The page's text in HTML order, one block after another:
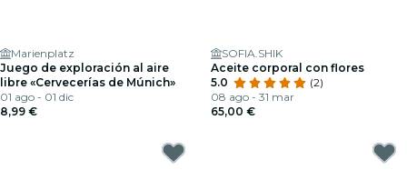
Marienplatz
Juego de exploración al aire
libre «Cervecerías de Múnich»
01 ago - 01 dic
8,99 €
SOFIA.SHIK
Aceite corporal con flores
5.0
(2)
08 ago - 31 mar
65,00 €